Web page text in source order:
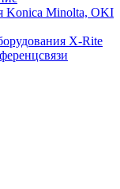
Konica Minolta, OKI
X-Rite